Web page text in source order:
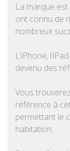
La marque est
ont connu de
nombreux
L’iPhone,
devenu des
Vous
référence à
permettant le
habitation.